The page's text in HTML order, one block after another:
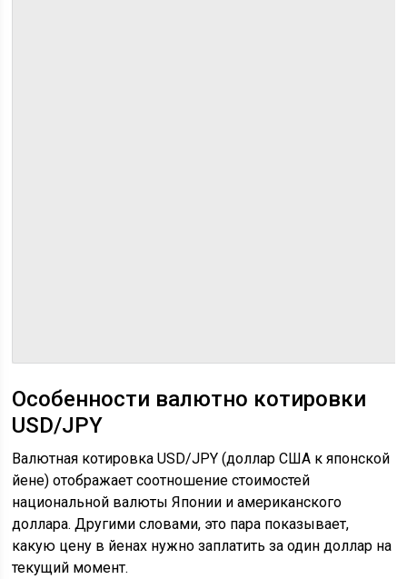
Особенности валютно котировки
USD/JPY
Валютная котировка USD/JPY (доллар США к японской
йене) отображает соотношение стоимостей
национальной валюты Японии и американского
доллара. Другими словами, это пара показывает,
какую цену в йенах нужно заплатить за один доллар на
текущий момент.